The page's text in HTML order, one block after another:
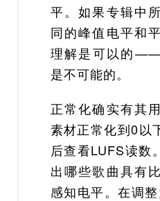
平。如果专辑中
同的峰值电平和
理解是可以的
是不可能的。
正常化确实有其
素材正常化到0以
后查看LUFS读数
出哪些歌曲具有
感知电平。在调